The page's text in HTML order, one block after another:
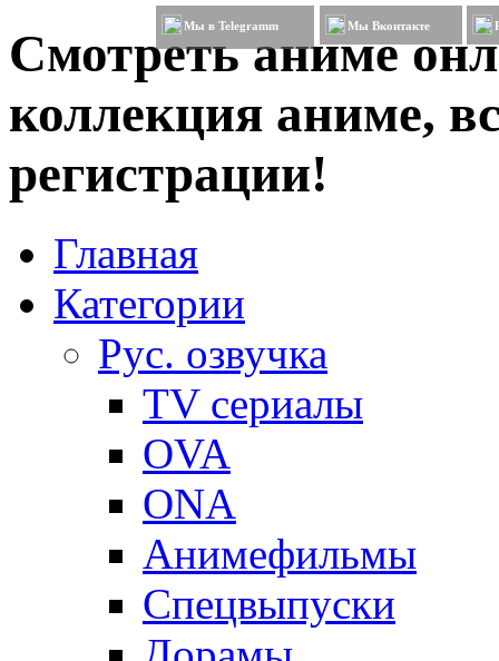
Смотреть аниме
коллекция аниме,
регистрации!
Мы в Telegramm Мы Вконтакте
Главная
Категории
Рус. озвучка
TV сериалы
OVA
ONA
Анимефильмы
Спецвыпуски